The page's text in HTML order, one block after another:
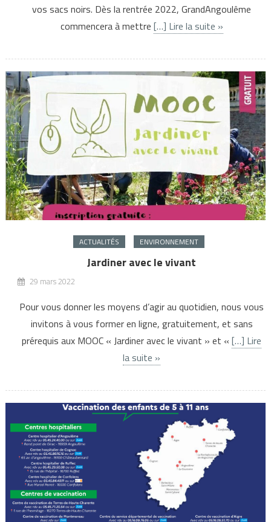
vos sacs noirs. Dès la rentrée 2022, GrandAngoulême
commencera à mettre […] Lire la suite »
ACTUALITÉS ENVIRONNEMENT
Jardiner avec le vivant
29 mars 2022
Pour vous donner les moyens d’agir au quotidien, nous vous
invitons à vous former en ligne, gratuitement, et sans
prérequis aux MOOC « Jardiner avec le vivant » et « […] Lire
la suite »